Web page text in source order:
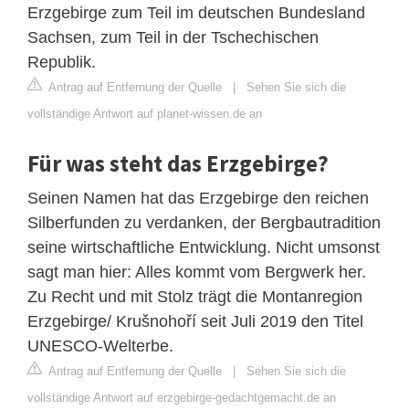
Erzgebirge zum Teil im deutschen Bundesland
Sachsen, zum Teil in der Tschechischen
Republik.
Antrag auf Entfernung der Quelle
Sehen Sie sich die
vollständige Antwort auf planet-wissen.de an
Für was steht das Erzgebirge?
Seinen Namen hat das Erzgebirge den reichen
Silberfunden zu verdanken, der Bergbautradition
seine wirtschaftliche Entwicklung. Nicht umsonst
sagt man hier: Alles kommt vom Bergwerk her.
Zu Recht und mit Stolz trägt die Montanregion
Erzgebirge/ Krušnohoří seit Juli 2019 den Titel
UNESCO-Welterbe.
Antrag auf Entfernung der Quelle
Sehen Sie sich die
vollständige Antwort auf erzgebirge-gedachtgemacht.de an